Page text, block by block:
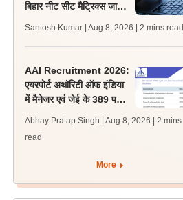
बिहार नीट सीट मैट्रिक्स जारी;
चॉइस फिलिंग 10 अगस्त से
Santosh Kumar | Aug 8, 2026 | 2 mins read
AAI Recruitment 2026:
एयरपोर्ट अथॉरिटी ऑफ इंडिया
में मैनेजर एवं जेई के 389 पदों
Abhay Pratap Singh | Aug 8, 2026
| 2 mins
read
More